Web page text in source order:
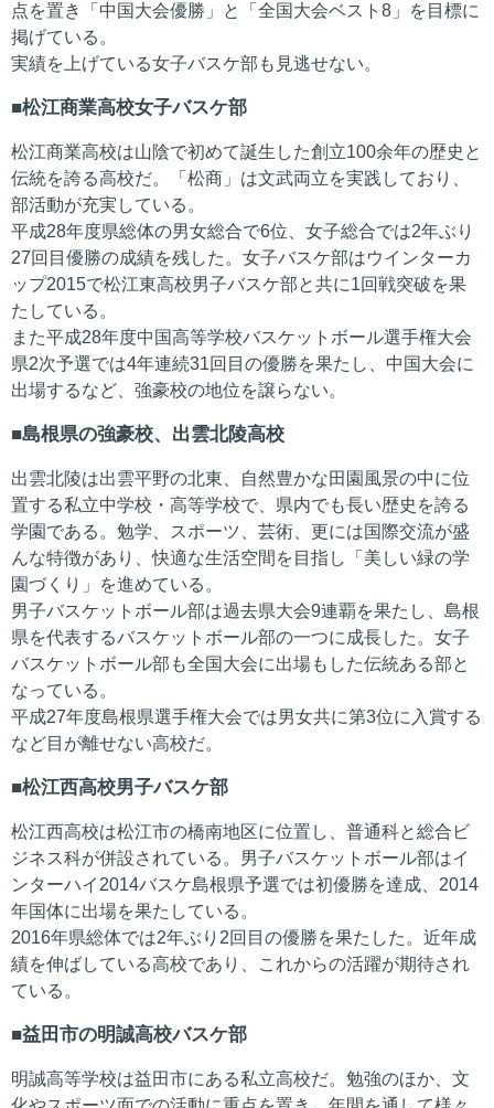
点を置き「中国大会優勝」と「全国大会ベスト8」を目標に
掲げている。
実績を上げている女子バスケ部も見逃せない。
松江商業高校女子バスケ部
松江商業高校は山陰で初めて誕生した創立100余年の歴史と
伝統を誇る高校だ。「松商」は文武両立を実践しており、
部活動が充実している。
平成28年度県総体の男女総合で6位、女子総合では2年ぶり
27回目優勝の成績を残した。女子バスケ部はウインターカ
ップ2015で松江東高校男子バスケ部と共に1回戦突破を果
たしている。
また平成28年度中国高等学校バスケットボール選手権大会
県2次予選では4年連続31回目の優勝を果たし、中国大会に
出場するなど、強豪校の地位を譲らない。
島根県の強豪校、出雲北陵高校
出雲北陵は出雲平野の北東、自然豊かな田園風景の中に位
置する私立中学校・高等学校で、県内でも長い歴史を誇る
学園である。勉学、スポーツ、芸術、更には国際交流が盛
んな特徴があり、快適な生活空間を目指し「美しい緑の学
園づくり」を進めている。
男子バスケットボール部は過去県大会9連覇を果たし、島根
県を代表するバスケットボール部の一つに成長した。女子
バスケットボール部も全国大会に出場もした伝統ある部と
なっている。
平成27年度島根県選手権大会では男女共に第3位に入賞する
など目が離せない高校だ。
松江西高校男子バスケ部
松江西高校は松江市の橋南地区に位置し、普通科と総合ビ
ジネス科が併設されている。男子バスケットボール部はイ
ンターハイ2014バスケ島根県予選では初優勝を達成、2014
年国体に出場を果たしている。
2016年県総体では2年ぶり2回目の優勝を果たした。近年成
績を伸ばしている高校であり、これからの活躍が期待され
ている。
益田市の明誠高校バスケ部
明誠高等学校は益田市にある私立高校だ。勉強のほか、文